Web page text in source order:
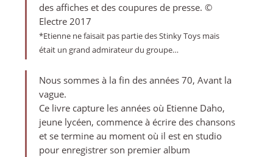
des affiches et des coupures de presse. ©
Electre 2017
*Etienne ne faisait pas partie des Stinky Toys mais
était un grand admirateur du groupe…
Nous sommes à la fin des années 70, Avant la
vague.
Ce livre capture les années où Etienne Daho,
jeune lycéen, commence à écrire des chansons
et se termine au moment où il est en studio
pour enregistrer son premier album